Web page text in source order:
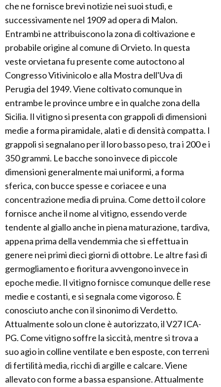
che ne fornisce brevi notizie nei suoi studi, e
successivamente nel 1909 ad opera di Malon.
Entrambi ne attribuiscono la zona di coltivazione e
probabile origine al comune di Orvieto. In questa
veste orvietana fu presente come autoctono al
Congresso Vitivinicolo e alla Mostra dell'Uva di
Perugia del 1949. Viene coltivato comunque in
entrambe le province umbre e in qualche zona della
Sicilia. Il vitigno si presenta con grappoli di dimensioni
medie a forma piramidale, alati e di densità compatta. I
grappoli si segnalano per il loro basso peso, tra i 200 e i
350 grammi. Le bacche sono invece di piccole
dimensioni generalmente mai uniformi, a forma
sferica, con bucce spesse e coriacee e una
concentrazione media di pruina. Come detto il colore
fornisce anche il nome al vitigno, essendo verde
tendente al giallo anche in piena maturazione, tardiva,
appena prima della vendemmia che si effettua in
genere nei primi dieci giorni di ottobre. Le altre fasi di
germogliamento e fioritura avvengono invece in
epoche medie. Il vitigno fornisce comunque delle rese
medie e costanti, e si segnala come vigoroso. È
conosciuto anche con il sinonimo di Verdetto.
Attualmente solo un clone è autorizzato, il V27 ICA-
PG. Come vitigno soffre la siccità, mentre si trova a
suo agio in colline ventilate e ben esposte, con terreni
di fertilità media, ricchi di argille e calcare. Viene
allevato con forme a bassa espansione. Attualmente